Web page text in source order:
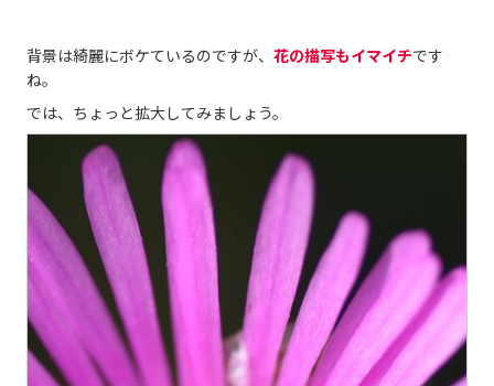
背景は綺麗にボケているのですが、 花の描写もイマイチです
ね。
では、ちょっと拡大してみましょう。